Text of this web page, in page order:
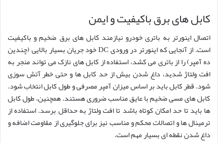
کابل های برق باکیفیت و ایمن
اتصال اینورتر به باتری خودرو نیازمند کابل های برق ضخیم و باکیفیت
است. از آنجایی که اینورتر در ورودی DC خود جریان بسیار بالایی (چندین
ده آمپر) را از باتری می کشد، استفاده از کابل های نازک می تواند منجر به
افت ولتاژ شدید، داغ شدن بیش از حد کابل ها و حتی خطر آتش سوزی
شود. قطر کابل باید بر اساس میزان آمپر مصرفی و طول کابل انتخاب شود.
کابل های مسی ضخیم با عایق مناسب ضروری هستند. همچنین، طول کابل
ها باید تا حد امکان کوتاه باشد تا افت ولتاژ به حداقل برسد. استفاده از
ترمینال ها و اتصالات محکم و مناسب نیز برای جلوگیری از مقاومت اضافه و
داغ شدن نقطه ای بسیار مهم است.